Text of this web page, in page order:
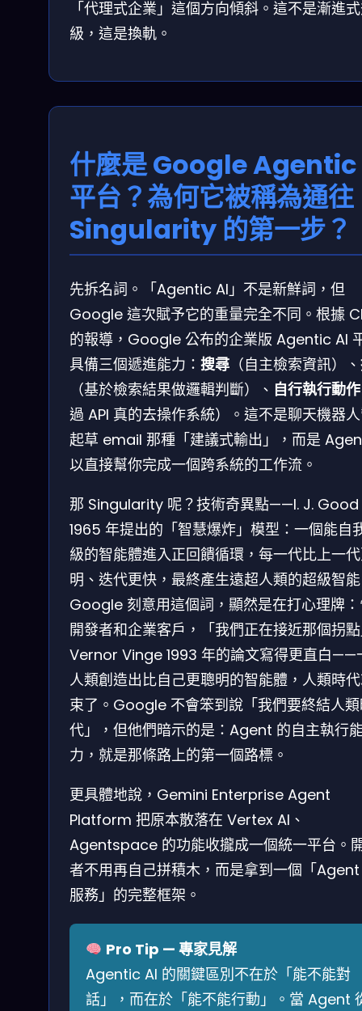
「代理式企業」這個方向傾斜。這不是漸進
級，這是換軌。
什麼是 Google
平台？為何它被稱為通往
Singularity 的第一步？
先拆名詞。「Agentic AI」不是新鮮詞，但
Google 這次賦予它的重量完全不同。根據
的報導，Google 公布的企業版 Agentic AI
具備三個遞進能力： 搜尋 （自主檢索資訊）、
（基於檢索結果做邏輯判斷）、 自行執行動作
過 API 真的去操作系統）。這不是聊天機器
起草 email 那種「建議式輸出」，而是
以直接幫你完成一個跨系統的工作流。
那 Singularity 呢？技術奇異點——I. J. Good
1965 年提出的「智慧爆炸」模型：一個能自
級的智能體進入正回饋循環，每一代比上一
明、迭代更快，最終產生遠超人類的超級智
Google 刻意用這個詞，顯然是在打心理牌
開發者和企業客戶，「我們正在接近那個拐
Vernor Vinge 1993 年的論文寫得更直白——
人類創造出比自己更聰明的智能體，人類時
束了。Google 不會笨到說「我們要終結人
代」，但他們暗示的是：Agent 的自主執行
力，就是那條路上的第一個路標。
更具體地說，Gemini Enterprise Agent
Platform 把原本散落在 Vertex AI、
Agentspace 的功能收攏成一個統一平台。
者不用再自己拼積木，而是拿到一個「
服務」的完整框架。
Pro Tip — 專家見解
Agentic AI 的關鍵區別不在於「能不能對
話」，而在於「能不能行動」。當 Agent